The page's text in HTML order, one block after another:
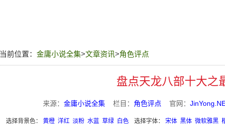
当前位置： 金庸小说全集>文章资讯>角色评点
盘点天龙八部十大之
来源： 金庸小说全集 栏目： 角色评点 官网：
选择背景色： 黄橙 洋红 淡粉 水蓝 草绿 白色 选择字体： 宋体 黑体 微软雅黑